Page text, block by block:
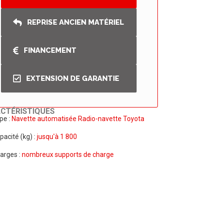
REPRISE ANCIEN MATÉRIEL
FINANCEMENT
EXTENSION DE GARANTIE
: Navette automatisée Radio-navette Toyota
(kg) : jusqu'à 1 800
: nombreux supports de charge